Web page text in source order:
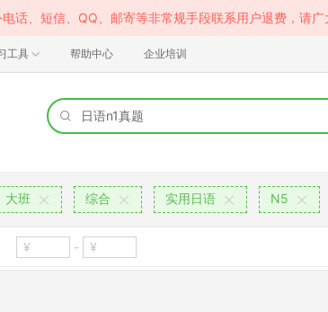
话、短信、QQ、邮寄等非常规手段联系用户退费，请
工具 帮助中心 企业培训
大班 综合 实用日语 N5
-